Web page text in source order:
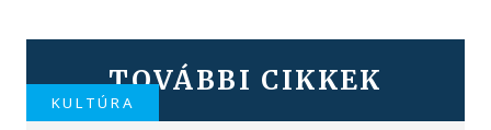
TOVÁBBI CIKKEK
KULTÚRA